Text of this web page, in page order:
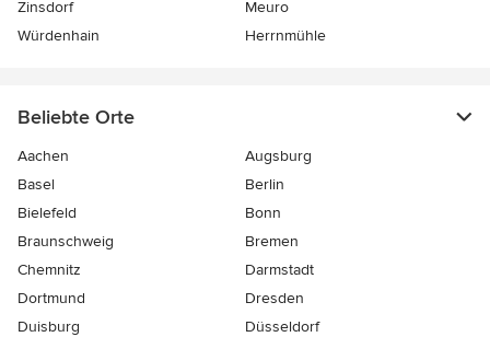
Zinsdorf
Meuro
Würdenhain
Herrnmühle
Beliebte Orte
Aachen
Augsburg
Basel
Berlin
Bielefeld
Bonn
Braunschweig
Bremen
Chemnitz
Darmstadt
Dortmund
Dresden
Duisburg
Düsseldorf